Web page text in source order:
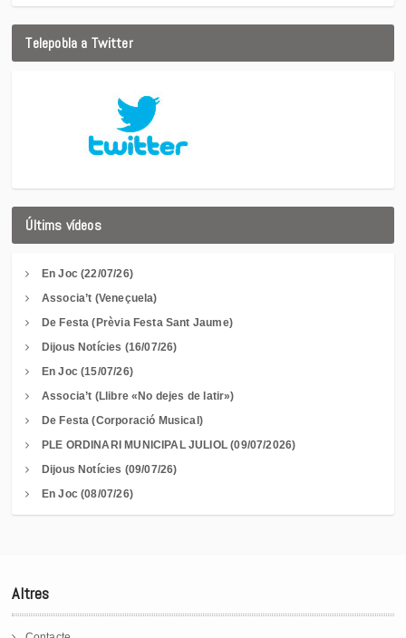
Telepobla a Twitter
Últims vídeos
En Joc (22/07/26)
Associa’t (Veneçuela)
De Festa (Prèvia Festa Sant Jaume)
Dijous Notícies (16/07/26)
En Joc (15/07/26)
Associa’t (Llibre «No dejes de latir»)
De Festa (Corporació Musical)
PLE ORDINARI MUNICIPAL JULIOL (09/07/2026)
Dijous Notícies (09/07/26)
En Joc (08/07/26)
Altres